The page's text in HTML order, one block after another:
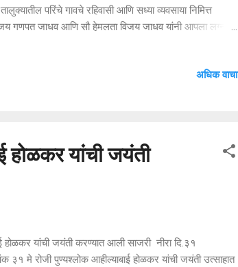
परिंचे गावचे रहिवासी आणि सध्या व्यवसाया निमित्त
गणपत जाधव आणि सौ हेमलता विजय जाधव यांनी आपला लग्नाचा
सोडुन ऐन उन्हाळ्यात पशु पक्ष्यांची तहान भागवण्याचे मोठे
अधिक वाचा
होळकर यांची जयंती
होळकर यांची जयंती करण्यात आली साजरी नीरा दि.३१
३१ मे रोजी पुण्यश्लोक आहील्याबाई होळकर यांची जयंती उत्साहात